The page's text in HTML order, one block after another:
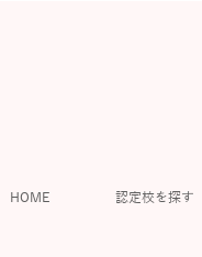
HOME 認定校を探す